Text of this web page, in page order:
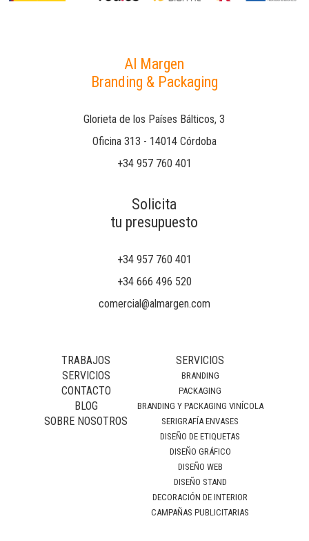
Al Margen
Branding & Packaging
Glorieta de los Países Bálticos, 3
Oficina 313 - 14014 Córdoba
+34 957 760 401
Solicita
tu presupuesto
+34 957 760 401
+34 666 496 520
comercial@almargen.com
TRABAJOS
SERVICIOS
CONTACTO
BLOG
SOBRE NOSOTROS
SERVICIOS
BRANDING
PACKAGING
BRANDING Y PACKAGING VINÍCOLA
SERIGRAFÍA ENVASES
DISEÑO DE ETIQUETAS
DISEÑO GRÁFICO
DISEÑO WEB
DISEÑO STAND
DECORACIÓN DE INTERIOR
CAMPAÑAS PUBLICITARIAS